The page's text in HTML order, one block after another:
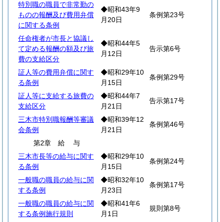
特別職の職員で非常勤の
ものの報酬及び費用弁償
に関する条例
◆昭和43年9
月20日
条例第23号
任命権者が市長と協議し
て定める報酬の額及び旅
費の支給区分
◆昭和44年5
月12日
告示第6号
証人等の費用弁償に関す
る条例
◆昭和29年10
月15日
条例第29号
証人等に支給する旅費の
支給区分
◆昭和44年7
月21日
告示第17号
三木市特別職報酬等審議
会条例
◆昭和39年12
月21日
条例第46号
第2章 給与
三木市長等の給与に関す
る条例
◆昭和29年10
月15日
条例第24号
一般職の職員の給与に関
する条例
◆昭和32年10
月23日
条例第17号
一般職の職員の給与に関
する条例施行規則
◆昭和41年6
月1日
規則第8号